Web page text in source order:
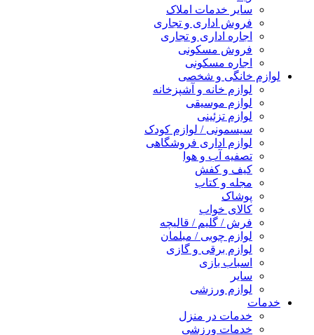
سایر خدمات املاک
فروش اداری و تجاری
اجاره اداری و تجاری
فروش مسکونی
اجاره مسکونی
لوازم خانگی و شخصی
لوازم خانه و آشپزخانه
لوازم موسیقی
لوازم تزئینی
سیسمونی / لوازم کودک
لوازم اداری فروشگاهی
تصفیه آب و هوا
کیف و کفش
مجله و کتاب
پوشاک
کالای خواب
فرش / گلیم / قالیچه
لوازم چوبی / مبلمان
لوازم برقی و گازی
اسباب بازی
سایر
لوازم ورزشی
خدمات
خدمات در منزل
خدمات ورزشی